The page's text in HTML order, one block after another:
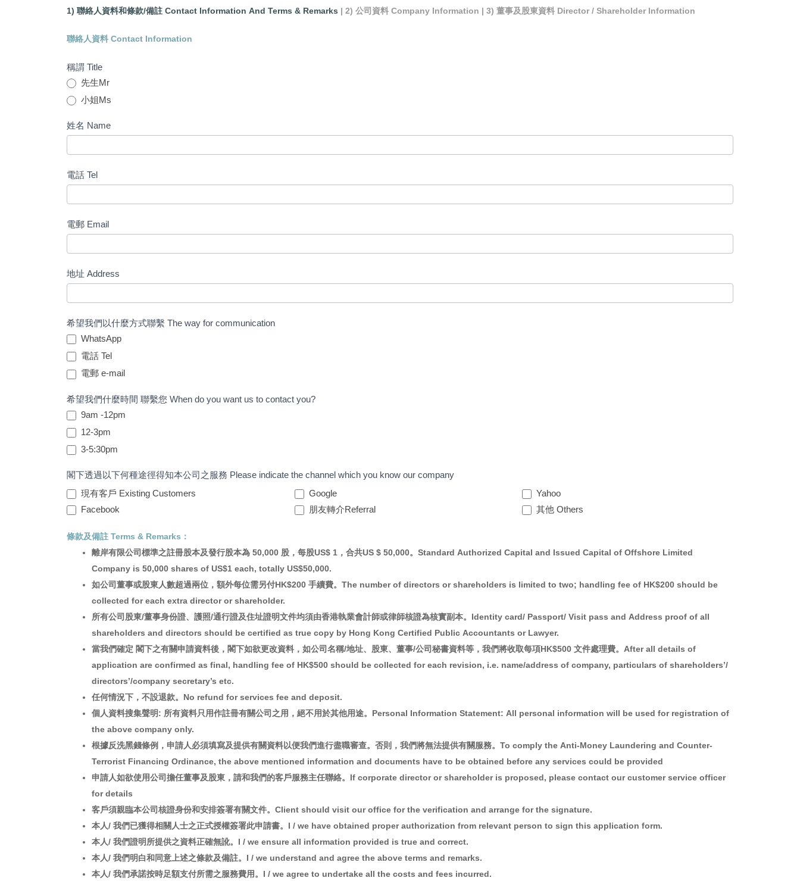
開BVI離岸公司申請表格
form
離
公
司
1) 聯絡人資料和條款/備註 Contact Information And Terms & Remarks | 2) 公司資料 Company Information | 3) 董事及股東資料 Director / Shareholder Information
聯絡人資料 Contact Information
稱謂 Title
先生Mr
小姐Ms
姓名 Name
電話 Tel
電郵 Email
地址 Address
希望我們以什麼方式聯繫 The way for communication
WhatsApp
電話 Tel
電郵 e-mail
希望我們什麼時間 聯繫您 When do you want us to contact you?
9am -12pm
12-3pm
3-5:30pm
閣下透過以下何種途徑得知本公司之服務 Please indicate the channel which you know our company
現有客戶 Existing Customers
Google
Yahoo
Facebook
朋友轉介Referral 其他 Others
條款及備註 Terms & Remarks：
離岸有限公司標準之註冊股本及發行股本為 50,000 股，每股US$ 1，合共US $ 50,000。Standard Authorized Capital and Issued Capital of Offshore Limited
Company is 50,000 shares of US$1 each, totally US$50,000.
如公司董事或股東人數超過兩位，額外每位需另付HK$200 手續費。The number of directors or shareholders is limited to two; handling fee of HK$200 should be
collected for each extra director or shareholder.
所有公司股東/董事身份證、護照/通行證及住址證明文件均須由香港執業會計師或律師核證為核實副本。Identity card/ Passport/ Visit pass and Address proof of all
shareholders and directors should be certified as true copy by Hong Kong Certified Public Accountants or Lawyer.
當我們確定 閣下之有關申請資料後，閣下如欲更改資料，如公司名稱/地址、股東、董事/公司秘書資料等，我們將收取每項HK$500 文件處理費。After all details of
application are confirmed as final, handling fee of HK$500 should be collected for each revision, i.e. name/address of company, particulars of shareholders’/
directors’/company secretary’s etc.
任何情況下，不設退款。No refund for services fee and deposit.
個人資料搜集聲明: 所有資料只用作註冊有關公司之用，絕不用於其他用途。Personal Information Statement: All personal information will be used for registration of
the above company only.
根據反洗黑錢條例，申請人必須填寫及提供有關資料以便我們進行盡職審查。否則，我們將無法提供有關服務。To comply the Anti-Money Laundering and Counter-
Terrorist Financing Ordinance, the above mentioned information and documents have to be obtained before any services could be provided
申請人如欲使用公司擔任董事及股東，請和我們的客戶服務主任聯絡。If corporate director or shareholder is proposed, please contact our customer service officer
for details
客戶須親臨本公司核證身份和安排簽署有關文件。Client should visit our office for the verification and arrange for the signature.
本人/ 我們已獲得相關人士之正式授權簽署此申請書。I / we have obtained proper authorization from relevant person to sign this application form.
本人/ 我們證明所提供之資料正確無訛。I / we ensure all information provided is true and correct.
本人/ 我們明白和同意上述之條款及備註。I / we understand and agree the above terms and remarks.
本人/ 我們承諾按時足額支付所需之服務費用。I / we agree to undertake all the costs and fees incurred.